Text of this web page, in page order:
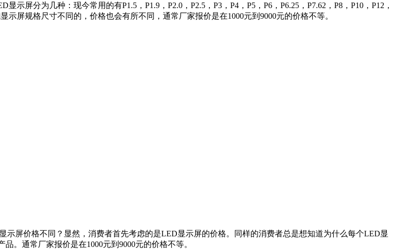
屏分为几种：现今常用的有P1.5，P1.9，P2.0，P2.5，P3，P4，P5，P6，P6.25，P7.62，P8，P10，P12，
示屏规格尺寸不同的，价格也会有所不同，通常厂家报价是在1000元到9000元的价格不等。
屏价格不同？显然，消费者首先考虑的是LED显示屏的价格。同样的消费者总是想知道为什么每个LED显
。通常厂家报价是在1000元到9000元的价格不等。